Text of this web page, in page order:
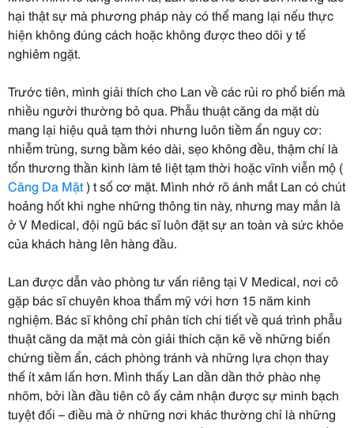
hại thật sự mà phương pháp này có thể mang lại nếu thực
hiện không đúng cách hoặc không được theo dõi y tế
nghiêm ngặt.
Trước tiên, mình giải thích cho Lan về các rủi ro phổ biến mà
nhiều người thường bỏ qua. Phẫu thuật căng da mặt dù
mang lại hiệu quả tạm thời nhưng luôn tiềm ẩn nguy cơ:
nhiễm trùng, sưng bầm kéo dài, sẹo không đều, thậm chí là
tổn thương thần kinh làm tê liệt tạm thời hoặc vĩnh viễn mộ (
Căng Da Mặt) t số cơ mặt. Mình nhớ rõ ánh mắt Lan có chút
hoảng hốt khi nghe những thông tin này, nhưng may mắn là
ở V Medical, đội ngũ bác sĩ luôn đặt sự an toàn và sức khỏe
của khách hàng lên hàng đầu.
Lan được dẫn vào phòng tư vấn riêng tại V Medical, nơi cô
gặp bác sĩ chuyên khoa thẩm mỹ với hơn 15 năm kinh
nghiệm. Bác sĩ không chỉ phân tích chi tiết về quá trình phẫu
thuật căng da mặt mà còn giải thích cặn kẽ về những biến
chứng tiềm ẩn, cách phòng tránh và những lựa chọn thay
thế ít xâm lấn hơn. Mình thấy Lan dần dần thở phào nhẹ
nhõm, bởi lần đầu tiên cô ấy cảm nhận được sự minh bạch
tuyệt đối – điều mà ở những nơi khác thường chỉ là những